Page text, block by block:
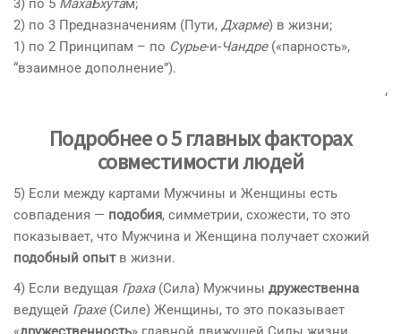
3) по 5 МахаБхутам;
2) по 3 Предназначениям (Пути, Дхарме) в жизни;
1) по 2 Принципам – по Сурье-и-Чандре(«парность»,
“взаимное дополнение”).
‘
Подробнее о 5 главных факторах
совместимости людей
5) Если между картами Мужчины и Женщины есть
совпадения — подобия, симметрии, схожести, то это
показывает, что Мужчина и Женщина получает схожий
подобный опытв жизни.
4) Если ведущая Граха(Сила) Мужчины дружественна
ведущей Грахе(Силе) Женщины, то это показывает